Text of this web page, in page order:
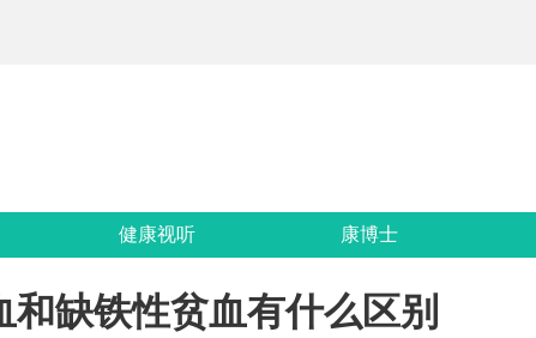
健康视听 康博士
和缺铁性贫血有什么区别